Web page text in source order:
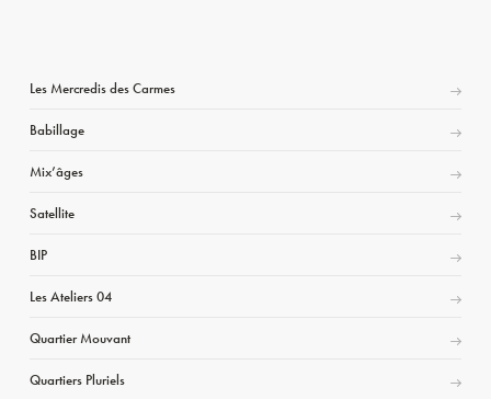
Les Mercredis des Carmes
Babillage
Mix’âges
Satellite
BIP
Les Ateliers 04
Quartier Mouvant
Quartiers Pluriels